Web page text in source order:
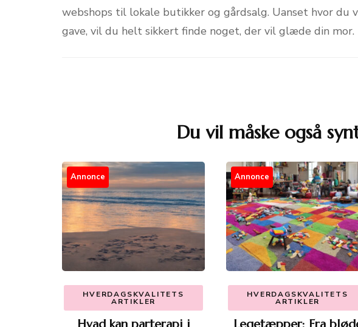
webshops til lokale butikker og gårdsalg. Uanset hvor
gave, vil du helt sikkert finde noget, der vil glæde din mor.
Du vil måske også
Annonce
HVERDAGSKVALITETS
ARTIKLER
Annonce
HVERDAGSKVALITETS
ARTIKLER